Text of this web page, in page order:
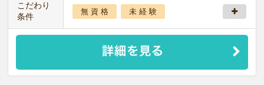
こだわり
条件
無 資 格 未 経 験